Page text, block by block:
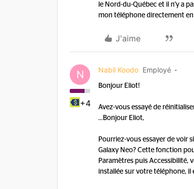
le Nord-du-Québec et il n'y a
mon téléphone directement
J'aime
N
+4
Nabil Koodo Employé
Bonjour Eliot!
Avez-vous essayé de
...Bonjour Eliot,
Pourriez-vous essayer de voir
Galaxy Neo? Cette fonction
Paramètres puis Accessibilité,
installée sur votre téléphone,